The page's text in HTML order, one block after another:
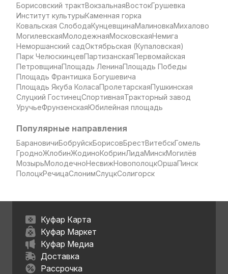
Борисовский трактВокзальнаяВостокГрушевка
Институт культурыКаменная горка
Ковальская СлободаКунцевщинаМалиновкаМихалово
МогилевскаяМолодежнаяМосковскаяНемига
Неморшанский садОктябрьская (Купаловская)
Парк ЧелюскинцевПартизанскаяПервомайская
ПетровщинаПлощадь ЛенинаПлощадь Победы
Площадь Франтишка Богушевича
Площадь Якуба КоласаПролетарскаяПушкинская
Слуцкий ГостинецСпортивнаяТракторный завод
УручьеФрунзенскаяЮбилейная площадь
Популярные направления
БарановичиБобруйскБорисовБрестВитебскГомель
ГродноЖлобинЖодиноКобринЛидаМинскМогилёв
МозырьМолодечноНесвижНовополоцкОршаПинск
ПолоцкРечицаСлонимСлуцкСолигорск
Куфар Карта
Куфар Маркет
Куфар Медиа
Доставка
Рассрочка